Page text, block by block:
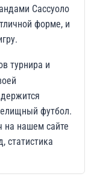
Сассуоло
форме, и
турнира и
футбол.
на нашем сайте
статистика